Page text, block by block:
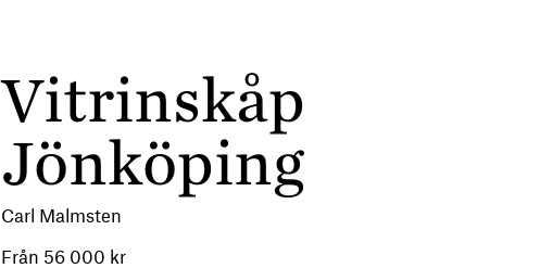
Vitrinskåp
Jönköping
Carl Malmsten
Från 56 000 kr